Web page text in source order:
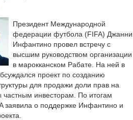
Президент Международной
федерации футбола (FIFA) Джанни
Инфантино провел встречу с
высшим руководством организации
в марокканском Рабате. На ней в
проект по созданию
для продажи доли прав на
частным инвесторам. По итогам
заявила о поддержке Инфантино и